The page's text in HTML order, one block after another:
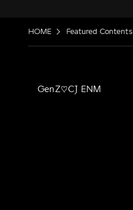
HOME Featured Contents
GenZ♡CJ ENM